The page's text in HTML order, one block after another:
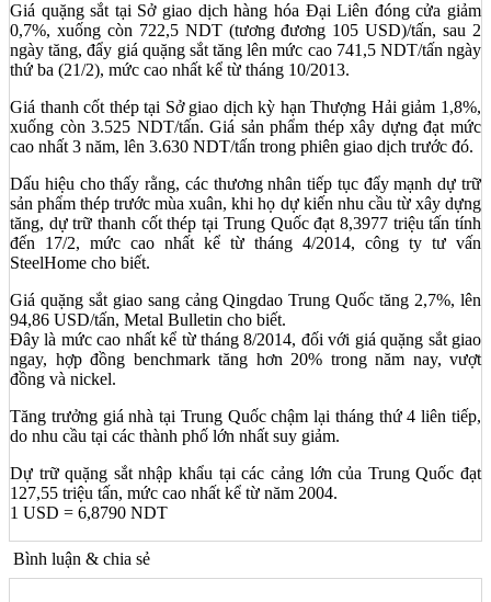
Giá quặng sắt tại Sở giao dịch hàng hóa Đại Liên đóng cửa giảm
0,7%, xuống còn 722,5 NDT (tương đương 105 USD)/tấn, sau 2
ngày tăng, đẩy giá quặng sắt tăng lên mức cao 741,5 NDT/tấn ngày
thứ ba (21/2), mức cao nhất kể từ tháng 10/2013.
Giá thanh cốt thép tại Sở giao dịch kỳ hạn Thượng Hải giảm 1,8%,
xuống còn 3.525 NDT/tấn. Giá sản phẩm thép xây dựng đạt mức
cao nhất 3 năm, lên 3.630 NDT/tấn trong phiên giao dịch trước đó.
Dấu hiệu cho thấy rằng, các thương nhân tiếp tục đẩy mạnh dự trữ
sản phẩm thép trước mùa xuân, khi họ dự kiến nhu cầu từ xây dựng
tăng, dự trữ thanh cốt thép tại Trung Quốc đạt 8,3977 triệu tấn tính
đến 17/2, mức cao nhất kể từ tháng 4/2014, công ty tư vấn
SteelHome cho biết.
Giá quặng sắt giao sang cảng Qingdao Trung Quốc tăng 2,7%, lên
94,86 USD/tấn, Metal Bulletin cho biết.
Đây là mức cao nhất kể từ tháng 8/2014, đối với giá quặng sắt giao
ngay, hợp đồng benchmark tăng hơn 20% trong năm nay, vượt
đồng và nickel.
Tăng trưởng giá nhà tại Trung Quốc chậm lại tháng thứ 4 liên tiếp,
do nhu cầu tại các thành phố lớn nhất suy giảm.
Dự trữ quặng sắt nhập khẩu tại các cảng lớn của Trung Quốc đạt
127,55 triệu tấn, mức cao nhất kể từ năm 2004.
1 USD = 6,8790 NDT
Bình luận & chia sẻ